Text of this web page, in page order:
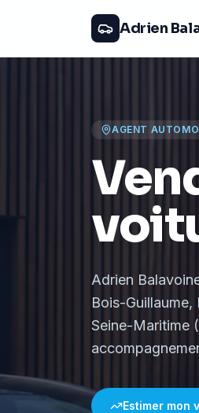
Adrien
AGENT
Adrien
Bois-
Seine-Maritime
Estimer mon